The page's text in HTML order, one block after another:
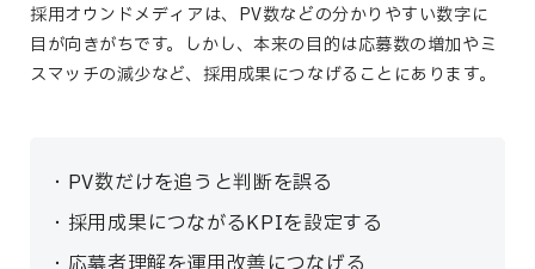
採用オウンドメディアは、PV数などの分かりやすい数字に
目が向きがちです。しかし、本来の目的は応募数の増加やミ
スマッチの減少など、採用成果につなげることにあります。
PV数だけを追うと判断を誤る
採用成果につながるKPIを設定する